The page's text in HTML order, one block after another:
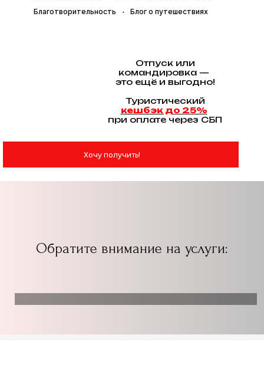
Благотворительность
Блог о путешествиях
Хочу получить!
Отпуск или
командировка —
это ещё и выгодно!
Туристический
кешбэк до 25%
при оплате через СБП
Обратите внимание на услуги: